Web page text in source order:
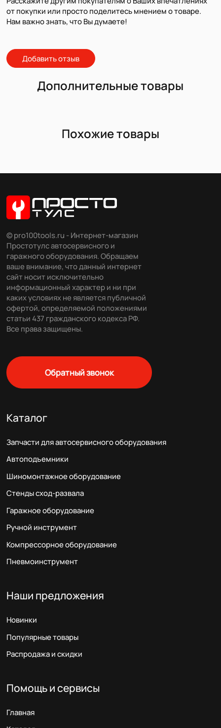
от покупки или просто поделитесь мнением о товаре.
Нам важно знать, что Вы думаете!
Добавить отзыв
Дополнительные товары
Похожие товары
© pro100tools.ru - Интернет-магазин
Простотулс автосервисного и
гаражного оборудования. Обращаем
ваше внимание, что данный интернет
сайт носит исключительно
информационный характер и ни при
каких условиях не является публичной
офертой, определяемой положениями
статьи 437 гражданского кодекса РФ.
Все права защищены.
Обратный звонок
Каталог
Запчасти для автосервисного оборудования
Автоподъемники
Шиномонтажное оборудование
Стенды сход-развала
Гаражное оборудование
Ручной инструмент
Компрессорное оборудование
Пневмоинструмент
Наши предложения
Новинки
Популярные товары
Распродажа и скидки
Помощь и сервисы
Главная